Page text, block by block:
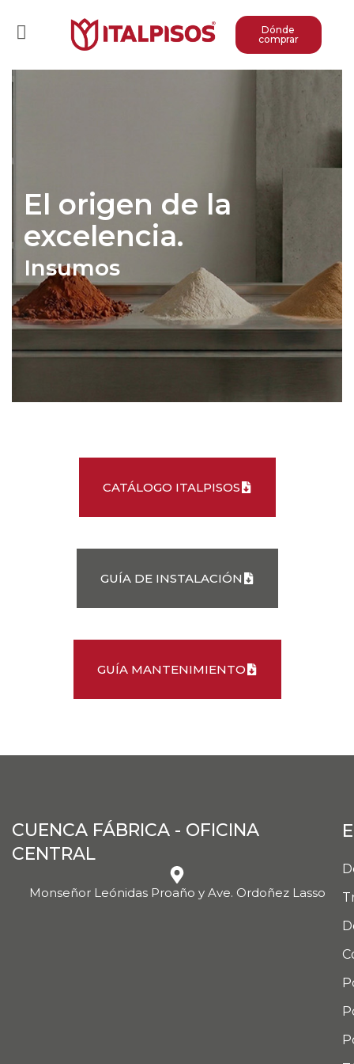
Dónde
comprar
El origen de la
excelencia.
Insumos
CATÁLOGO ITALPISOS
GUÍA DE INSTALACIÓN
GUÍA MANTENIMIENTO
CUENCA FÁBRICA - OFICINA
CENTRAL
Monseñor Leónidas Proaño y Ave. Ordoñez Lasso